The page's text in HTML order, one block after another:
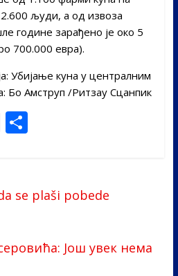
људи, а од извоза
године зарађено је око 5
700.000 евра).
Убијање куна у централним
Бо Амструп /Ритзау Сцанпик
Vi
b
S
e
se plaši pobede
Још увек нема